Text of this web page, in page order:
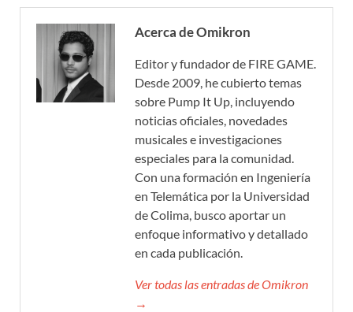
Acerca de Omikron
Editor y fundador de FIRE GAME.
Desde 2009, he cubierto temas
sobre Pump It Up, incluyendo
noticias oficiales, novedades
musicales e investigaciones
especiales para la comunidad.
Con una formación en Ingeniería
en Telemática por la Universidad
de Colima, busco aportar un
enfoque informativo y detallado
en cada publicación.
Ver todas las entradas de Omikron
→